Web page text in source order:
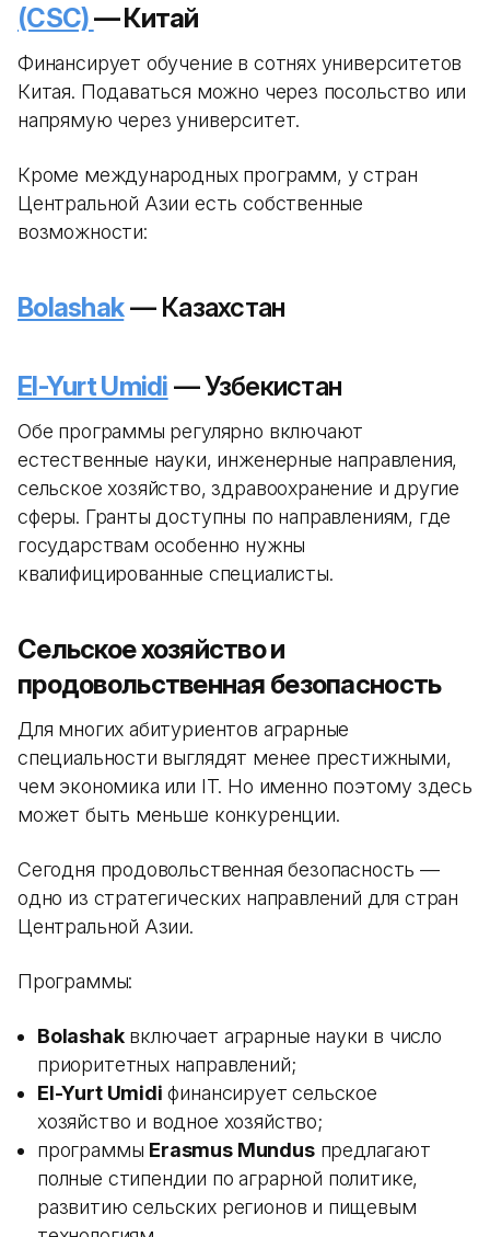
(CSC)— Китай
Финансирует обучение в сотнях университетов
Китая. Подаваться можно через посольство или
напрямую через университет.
Кроме международных программ, у стран
Центральной Азии есть собственные
возможности:
Bolashak— Казахстан
El-Yurt Umidi — Узбекистан
Обе программы регулярно включают
естественные науки, инженерные направления,
сельское хозяйство, здравоохранение и другие
сферы. Гранты доступны по направлениям, где
государствам особенно нужны
квалифицированные специалисты.
Сельское хозяйство и
продовольственная безопасность
Для многих абитуриентов аграрные
специальности выглядят менее престижными,
чем экономика или IT. Но именно поэтому здесь
может быть меньше конкуренции.
Сегодня продовольственная безопасность —
одно из стратегических направлений для стран
Центральной Азии.
Программы:
Bolashakвключает аграрные науки в число
приоритетных направлений;
El-Yurt Umidi финансирует сельское
хозяйство и водное хозяйство;
программы Erasmus Mundusпредлагают
полные стипендии по аграрной политике,
развитию сельских регионов и пищевым